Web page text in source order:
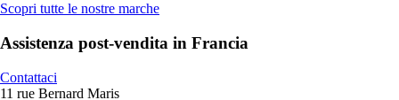
Scopri tutte le nostre marche
Assistenza post-vendita in Francia
Contattaci
11 rue Bernard Maris